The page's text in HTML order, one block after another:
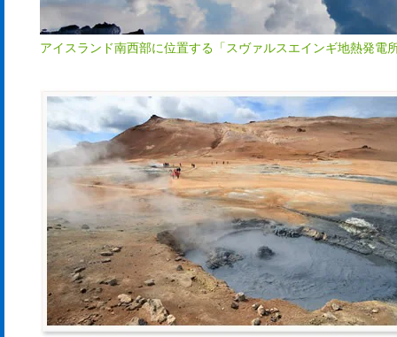
アイスランド南西部に位置する「スヴァルスエインギ地熱発